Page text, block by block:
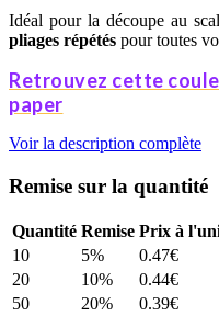
Idéal pour la découpe au
pliages répétés pour toutes
Retrouvez cette
paper
Voir la description complète
Remise sur la quantité
Quantité Remise Prix à
10
5%
0.47€
20
10%
0.44€
50
20%
0.39€